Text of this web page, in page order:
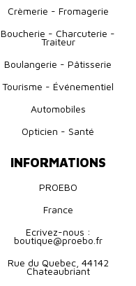
Crèmerie - Fromagerie
Boucherie - Charcuterie -
Traiteur
Boulangerie - Pâtisserie
Tourisme - Événementiel
Automobiles
Opticien - Santé
INFORMATIONS
PROEBO
France
Ecrivez-nous :
boutique@proebo.fr
Rue du Quebec, 44142
Chateaubriant